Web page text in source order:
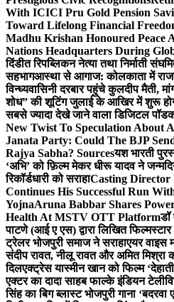
With ICICI Pru Gold Pension
Toward Lifelong Financial
Madhu Krishan Honoured Peace
Nations Headquarters During
दिंडीत रिपब्लिकन नेत्या तथा निर्माती
सहभागआस्था से आगाज: कोलकाता में
विन्ध्यवासिनी दरबार पहुंचे कुलदीप मैती,
शोध” की शूटिंग जुलाई के आखिर में शुरू
सबसे ज्यादा देखे जाने वाला डिजिटल
New Twist To Speculation About
Janata Party: Could The BJP
Rajya Sabha? Sourcesयश भारती
‘अभि’ को फ़िल्म मेकर धीरू यादव ने
रिकॉर्डधारी को सराहाCasting Director
Continues His Successful Run
YojnaAruna Babbar Shares
Health At MSTV OTT Platformडॉ
पाटणे (आई ए एस) द्वारा लिखित
ट्रेलर भोजपुरी समाज ने सराहाएयर वाइस
संदीप रावत, नीलू रावत और अमित मिश्रा
दिलएक्ट्रेस यास्मीन खान को फिल्म
एक्टर का दादा साहब फाल्के इंडियन
सिंह का बिग ब्लास्ट भोजपुरी गाना